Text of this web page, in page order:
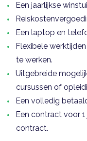
Een jaarlijkse
Een laptop en
Flexibele
te werken.
Uitgebreide
cursussen of
Een volledig
Een contract voor
contract.